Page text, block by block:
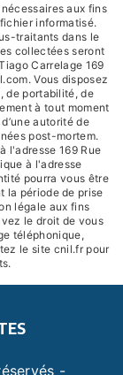
aux fins
informatisé.
traitants dans le
collectées seront
Carrelage 169
Vous disposez
de portabilité, de
à tout moment
autorité de
post-mortem.
l'adresse 169 Rue
à l'adresse
pourra vous être
la période de prise
légale aux fins
le droit de vous
téléphonique,
le site cnil.fr pour
-